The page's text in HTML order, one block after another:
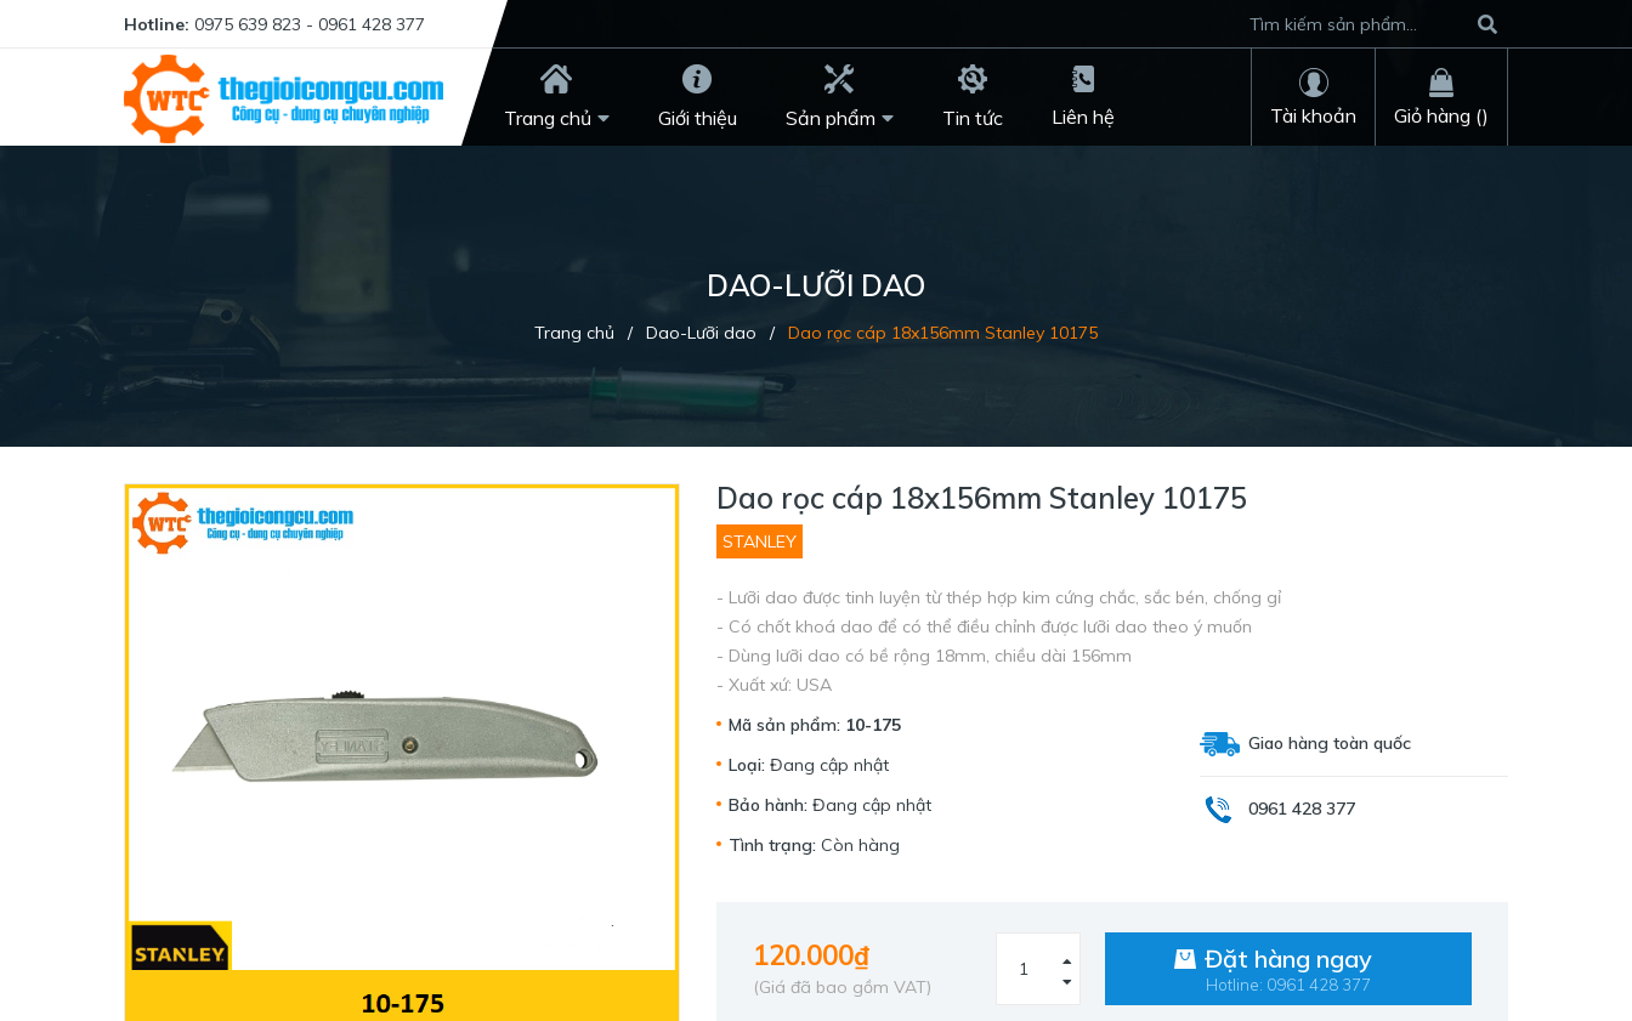
Hotline: 0975 639 823 - 0961 428 377
Trang chủ Giới thiệu Sản phẩm Tin tức Liên hệ Giỏ hàng ()
Tài khoản
DAO-LƯỠI DAO
Trang chủ / Dao-Lưỡi dao / Dao rọc cáp 18x156mm Stanley 10175
Dao rọc cáp 18x156mm Stanley 10175
STANLEY
- Lưỡi dao được tinh luyện từ thép hợp kim cứng chắc, sắc bén, chống gỉ
- Có chốt khoá dao để có thể điều chỉnh được lưỡi dao theo ý muốn
- Dùng lưỡi dao có bề rộng 18mm, chiều dài 156mm
- Xuất xứ: USA
Mã sản phẩm: 10-175
Loại: Đang cập nhật
Bảo hành: Đang cập nhật
Tình trạng: Còn hàng
Giao hàng toàn quốc
0961 428 377
120.000₫
(Giá đã bao gồm VAT)
Đặt hàng ngay
Hotline: 0961 428 377